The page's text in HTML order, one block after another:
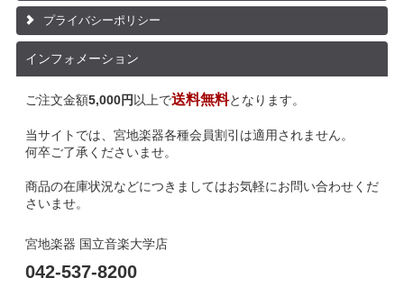
プライバシーポリシー
インフォメーション
ご注文金額5,000円 以上で送料無料となります。
当サイトでは、宮地楽器各種会員割引は適用されません。
何卒ご了承くださいませ。
商品の在庫状況などにつきましてはお気軽にお問い合わせくだ
さいませ。
宮地楽器 国立音楽大学店
042-537-8200